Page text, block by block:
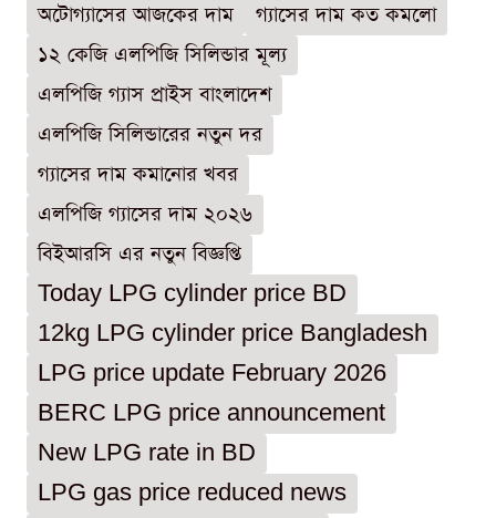
অটোগ্যাসের আজকের দাম
গ্যাসের দাম কত কমলো
১২ কেজি এলপিজি সিলিন্ডার মূল্য
এলপিজি গ্যাস প্রাইস বাংলাদেশ
এলপিজি সিলিন্ডারের নতুন দর
গ্যাসের দাম কমানোর খবর
এলপিজি গ্যাসের দাম ২০২৬
বিইআরসি এর নতুন বিজ্ঞপ্তি
Today LPG cylinder price BD
12kg LPG cylinder price Bangladesh
LPG price update February 2026
BERC LPG price announcement
New LPG rate in BD
LPG gas price reduced news